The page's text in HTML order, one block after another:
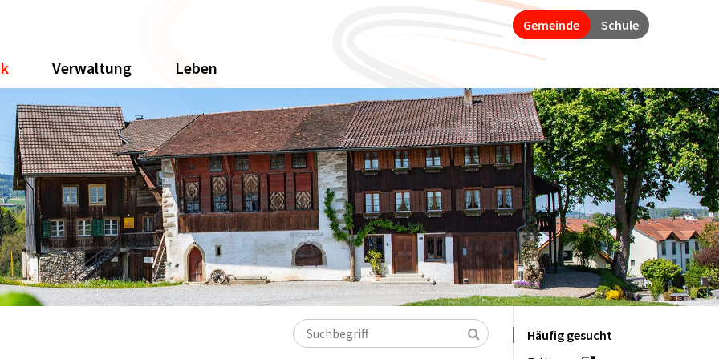
Verwaltung Leben
Gemeinde Schule
Suchbegriff Suchen
Häufig gesucht